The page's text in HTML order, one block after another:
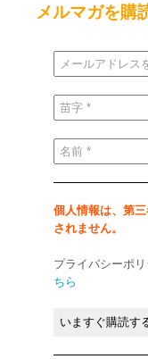
メルマガを購
メ
ー
ル
ド
レ
ス
ご
記
入
だ
い
*
苗
字
*
名
前
*
個人情報は、第
されません。
プライバシーポ
ちら